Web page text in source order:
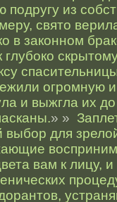
из
свято
в законном
огромную
и выжгла их
» »
выбор для
вам к лицу,